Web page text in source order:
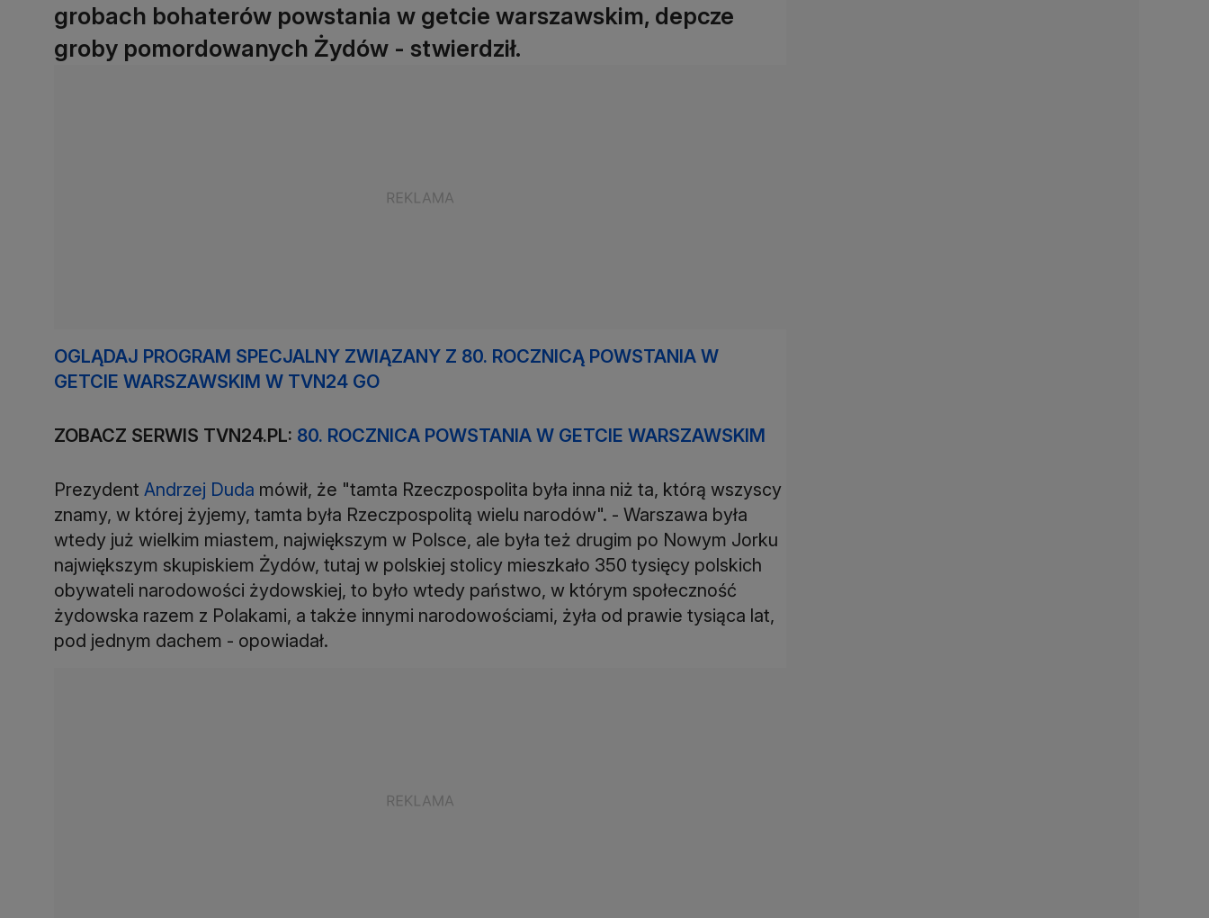
grobach bohaterów powstania w getcie warszawskim, depcze
groby pomordowanych Żydów - stwierdził.
OGLĄDAJ PROGRAM SPECJALNY ZWIĄZANY Z 80. ROCZNICĄ POWSTANIA W
GETCIE WARSZAWSKIM W TVN24 GO
ZOBACZ SERWIS TVN24.PL: 80. ROCZNICA POWSTANIA W GETCIE WARSZAWSKIM
Prezydent Andrzej Duda mówił, że "tamta Rzeczpospolita była inna niż ta, którą wszyscy
znamy, w której żyjemy, tamta była Rzeczpospolitą wielu narodów". - Warszawa była
wtedy już wielkim miastem, największym w Polsce, ale była też drugim po Nowym Jorku
największym skupiskiem Żydów, tutaj w polskiej stolicy mieszkało 350 tysięcy polskich
obywateli narodowości żydowskiej, to było wtedy państwo, w którym społeczność
żydowska razem z Polakami, a także innymi narodowościami, żyła od prawie tysiąca lat,
pod jednym dachem - opowiadał.